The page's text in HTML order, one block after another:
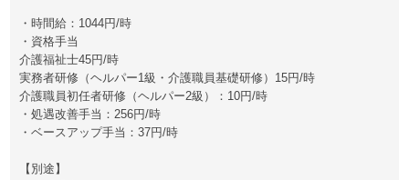
・時間給：1044円/時
・資格手当
介護福祉士45円/時
実務者研修（ヘルパー1級・介護職員基礎研修）15円/時
介護職員初任者研修（ヘルパー2級）：10円/時
・処遇改善手当：256円/時
・ベースアップ手当：37円/時
【別途】